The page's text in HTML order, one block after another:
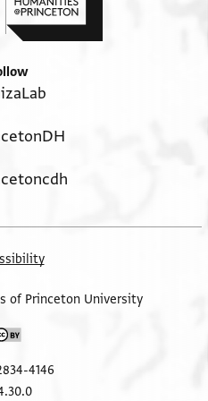
מנחם בר יצחק זל
of Princeton University
4146